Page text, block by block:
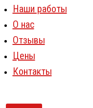
Наши работы
О нас
Отзывы
Цены
Контакты